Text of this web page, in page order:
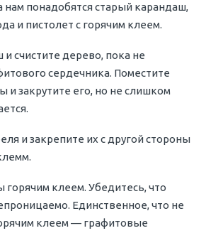
нам понадобятся старый карандаш,
и пистолет с горячим клеем.
счистите дерево, пока не
сердечника. Поместите
и закрутите его, но не слишком
и закрепите их с другой стороны
клеем. Убедитесь, что
Единственное, что не
клеем — графитовые